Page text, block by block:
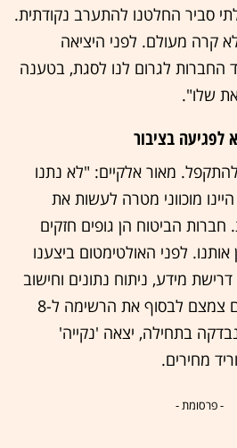
סביר החלטנו להתערב נקודתית.
קרה מעולם. לפני היציאה
החברות לגרום לנו לסגת, בטענה
שלו".
לפגיעה בציבור
מאור אלקיים: "לא נתנו
מוכווני מטרה לעשות את
הביטוח הן גופים חזקים
אותנו. לפני האולטימטום ביצענו
מידע, ניתוח נתונים וחישוב
סיכונים. התהליך המקדים צמצם לבסוף את הרשימה ל-8
בתחילה, יצאה 'נקייה'
מחירים.
- פרסומת -